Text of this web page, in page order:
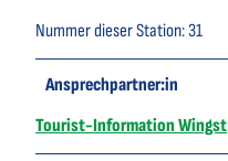
Nummer dieser Station: 31
Ansprechpartner:in
Tourist-Information Wingst